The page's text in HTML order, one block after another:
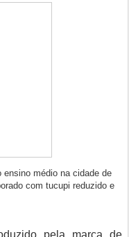
médio na cidade de
com tucupi reduzido e
pela marca de